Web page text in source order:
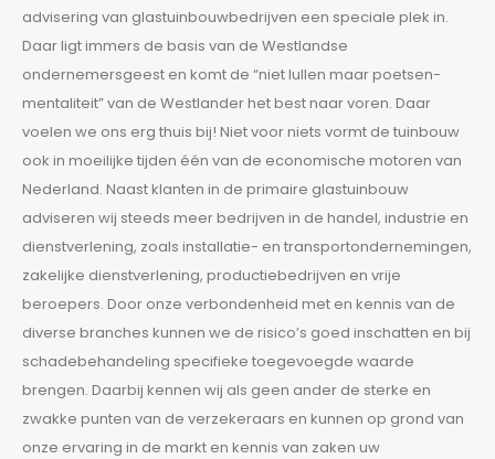
advisering van glastuinbouwbedrijven een speciale plek in.
Daar ligt immers de basis van de Westlandse
ondernemersgeest en komt de “niet lullen maar poetsen-
mentaliteit” van de Westlander het best naar voren. Daar
voelen we ons erg thuis bij! Niet voor niets vormt de tuinbouw
ook in moeilijke tijden één van de economische motoren van
Nederland. Naast klanten in de primaire glastuinbouw
adviseren wij steeds meer bedrijven in de handel, industrie en
dienstverlening, zoals installatie- en transportondernemingen,
zakelijke dienstverlening, productiebedrijven en vrije
beroepers. Door onze verbondenheid met en kennis van de
diverse branches kunnen we de risico’s goed inschatten en bij
schadebehandeling specifieke toegevoegde waarde
brengen. Daarbij kennen wij als geen ander de sterke en
zwakke punten van de verzekeraars en kunnen op grond van
onze ervaring in de markt en kennis van zaken uw